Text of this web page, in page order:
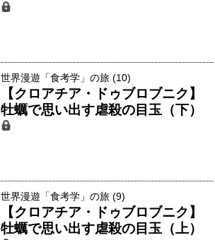
世界漫遊「食考学」の旅 (10)
【クロアチア・ドゥブロブニク】
牡蠣で思い出す虐殺の目玉（下）
世界漫遊「食考学」の旅 (9)
【クロアチア・ドゥブロブニク】
牡蠣で思い出す虐殺の目玉（上）